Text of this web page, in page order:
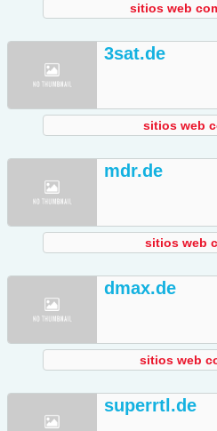
sitios web
3sat.de
sitios web
mdr.de
sitios web
dmax.de
sitios web
superrtl.de